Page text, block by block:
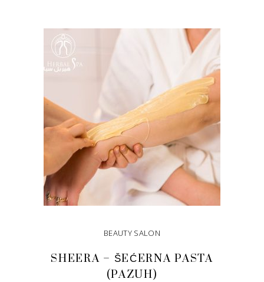
DODAJ U KORPU
BEAUTY SALON
SHEERA – ŠEĆERNA PASTA
(PAZUH)